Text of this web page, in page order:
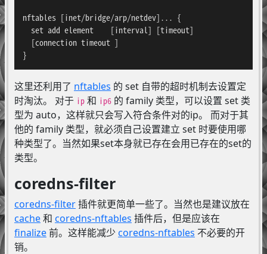
nftables [inet/bridge/arp/netdev]... {
  set add element    [interval] [timeout]
  [connection timeout ]
}
这里还利用了 nftables 的 set 自带的超时机制去设置定
时淘汰。 对于 ip和 ip6的 family 类型，可以设置 set 类
型为 auto，这样就只会写入符合条件对的ip。 而对于其
他的 family 类型，就必须自己设置建立 set 时要使用哪
种类型了。当然如果set本身就已存在会用已存在的set的
类型。
coredns-filter
coredns-filter插件就更简单一些了。当然也是建议放在
cache和 coredns-nftables 插件后，但是应该在
finalize前。这样能减少 coredns-nftables 不必要的开
销。